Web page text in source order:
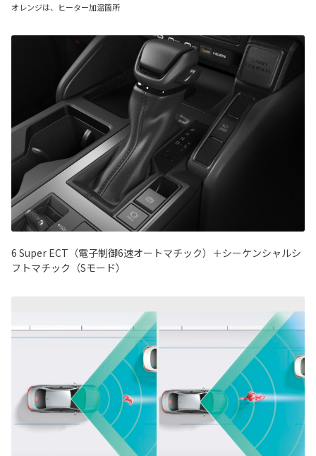
オレンジは、ヒーター加温箇所
6 Super ECT（電子制御6速オートマチック）＋シーケンシャルシ
フトマチック（Sモード）